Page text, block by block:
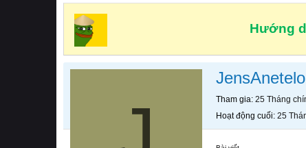
Hướng
JensAnetelo
Tham gia 25 Tháng
Hoạt động cuối 25